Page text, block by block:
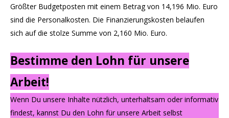
Größter Budgetposten mit einem Betrag von 14,196 Mio. Euro
sind die Personalkosten. Die Finanzierungskosten belaufen
sich auf die stolze Summe von 2,160 Mio. Euro.
Bestimme den Lohn für unsere
Arbeit!
Wenn Du unsere Inhalte nützlich, unterhaltsam oder informativ
findest, kannst Du den Lohn für unsere Arbeit selbst